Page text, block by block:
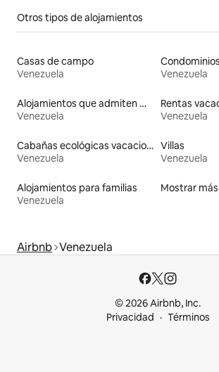
Otros tipos de alojamientos
Casas de campo
Venezuela
Condominios
Venezuela
Alojamientos que admiten mascotas
Venezuela
Rentas
Venezuela
Cabañas ecológicas vacacionales
Venezuela
Villas
Venezuela
Alojamientos para familias
Venezuela
Mostrar más
Airbnb Venezuela
© 2026 Airbnb, Inc.
Privacidad
Términos